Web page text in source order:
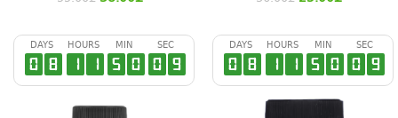
DAYS
0 8
HOURS
1 1
MIN
5 0
SEC
0 8
DAYS
0 8
HOURS
1 1
MIN
5 0
SEC
0 8